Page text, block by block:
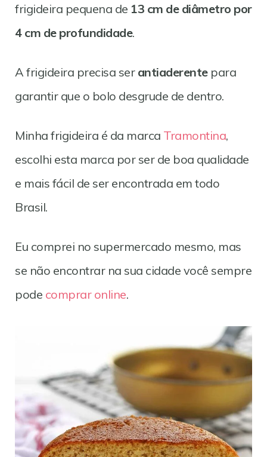
frigideira pequena de 13 cm de diâmetro por
4 cm de profundidade.
A frigideira precisa ser antiaderentepara
garantir que o bolo desgrude de dentro.
Minha frigideira é da marca Tramontina,
escolhi esta marca por ser de boa qualidade
e mais fácil de ser encontrada em todo
Brasil.
Eu comprei no supermercado mesmo, mas
se não encontrar na sua cidade você sempre
pode comprar online.